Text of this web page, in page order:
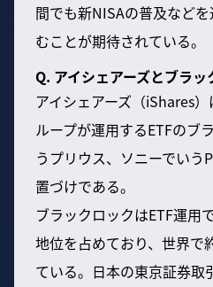
間でも新NISAの普及など
むことが期待されている。
Q. アイシェアーズとブラッ
アイシェアーズ（iShares
ループが運用するETFのブ
うプリウス、ソニーでい
置づけである。
ブラックロックはETF運用
地位を占めており、世界で
ている。日本の東京証券取